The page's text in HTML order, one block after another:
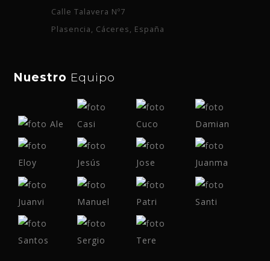
Calle Talavera Nº7
Plasencia, Cáceres, España
Nuestro Equipo